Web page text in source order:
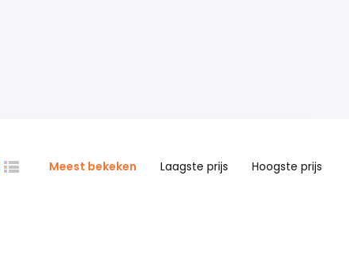
Meest bekeken Laagste prijs Hoogste prijs